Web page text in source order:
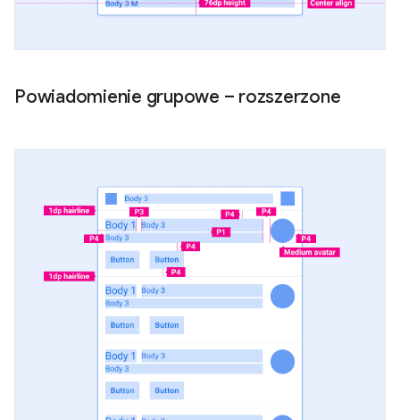
Powiadomienie grupowe – rozszerzone